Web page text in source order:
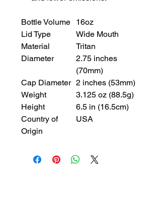
Bottle Volume
16oz
Lid Type
Wide Mouth
Material
Tritan
Diameter
2.75 inches
(70mm)
Cap Diameter 2 inches (53mm)
Weight
3.125 oz (88.5g)
Height
6.5 in (16.5cm)
Country of
Origin
USA